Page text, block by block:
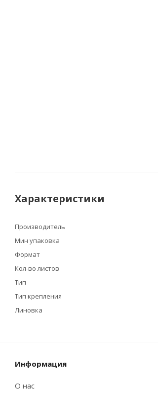
Характеристики
Производитель
Мин упаковка
Формат
Кол-во листов
Тип
Тип крепления
Линовка
Информация
О нас